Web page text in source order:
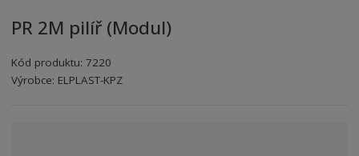
í
t
r
PR 2M pilíř (Modul)
Kód produktu:7220
Kód výrobce: 8595208605895
Kód dodavatele:8595208605895
Výrobce: ELPLAST-KPZ